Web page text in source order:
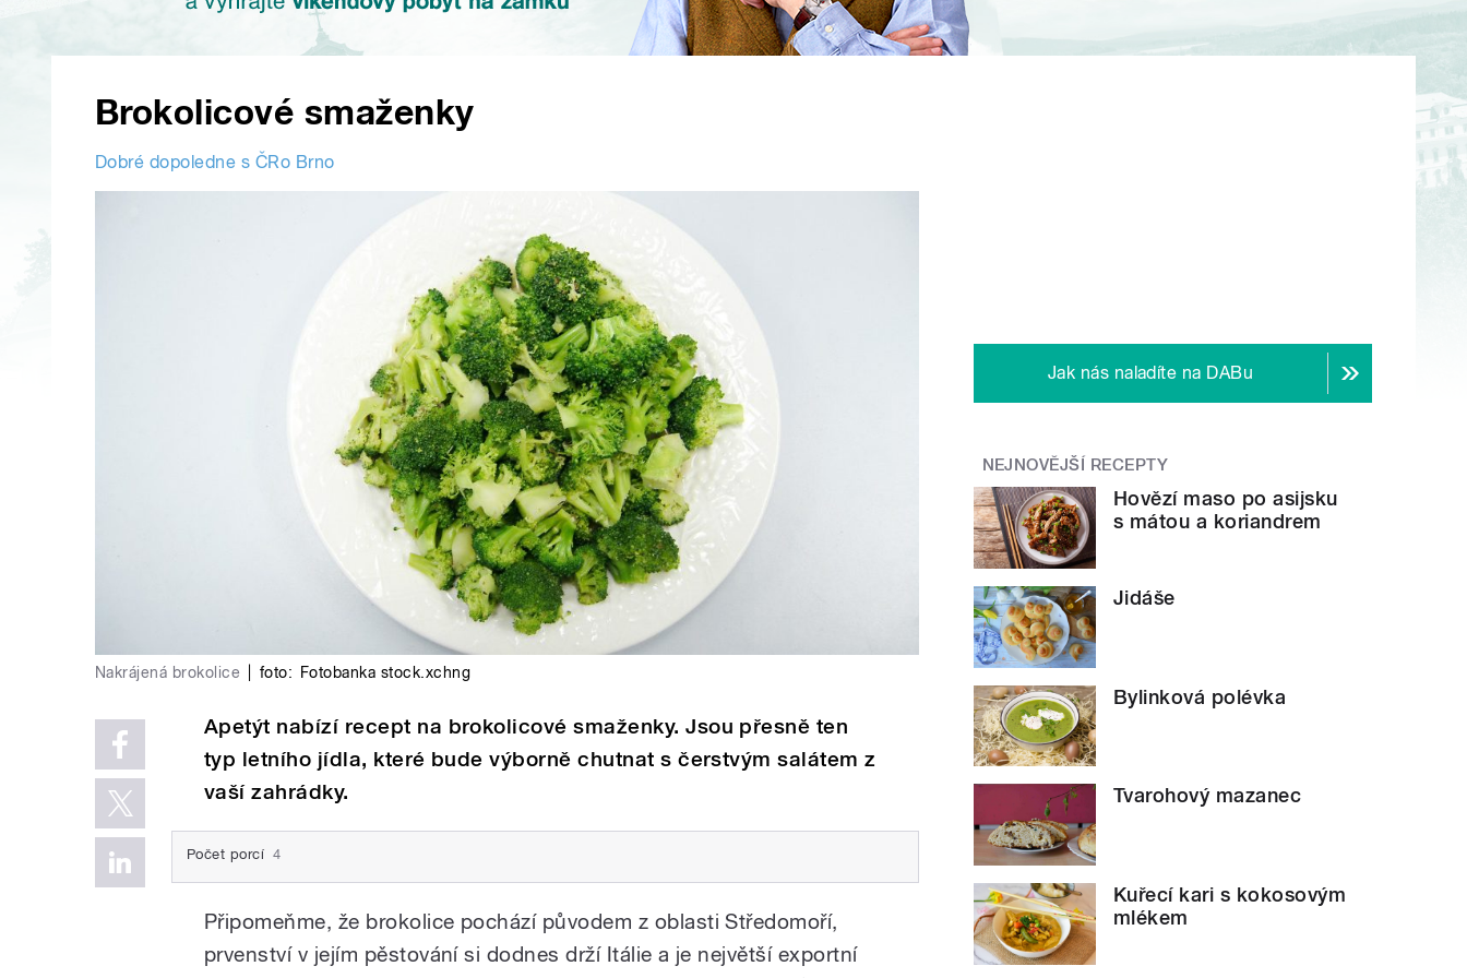
Brokolicové smaženky
Dobré dopoledne s ČRo Brno
Nakrájená brokolice foto: Fotobanka stock.xchng
Apetýt nabízí recept na brokolicové smaženky. Jsou přesně ten
typ letního jídla, které bude výborně chutnat s čerstvým salátem z
vaší zahrádky.
Počet porcí 4
Připomeňme, že brokolice pochází původem z oblasti Středomoří,
prvenství v jejím pěstování si dodnes drží Itálie a je největší exportní
Jak nás naladíte na DABu
NEJNOVĚJŠÍ RECEPTY
Hovězí maso po asijsku
s mátou a koriandrem
Jidáše
Bylinková polévka
Tvarohový mazanec
Kuřecí kari s kokosovým
mlékem